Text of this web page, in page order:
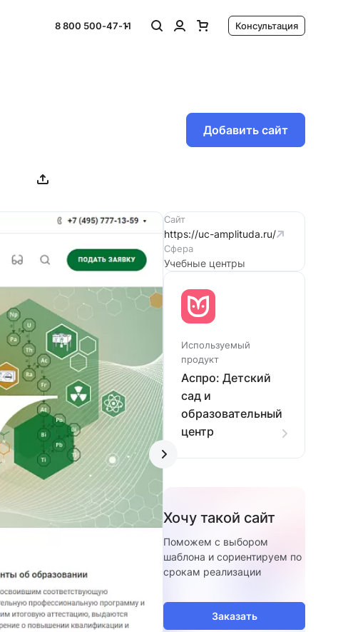
8 800 500-47-11 Консультация
Добавить сайт
Сайт
https://uc-amplituda.ru/
Сфера
Учебные центры
Используемый
продукт
Аспро: Детский
сад и
образовательный
центр
Хочу такой сайт
Поможем с выбором
шаблона и сориентируем по
срокам реализации
Заказать